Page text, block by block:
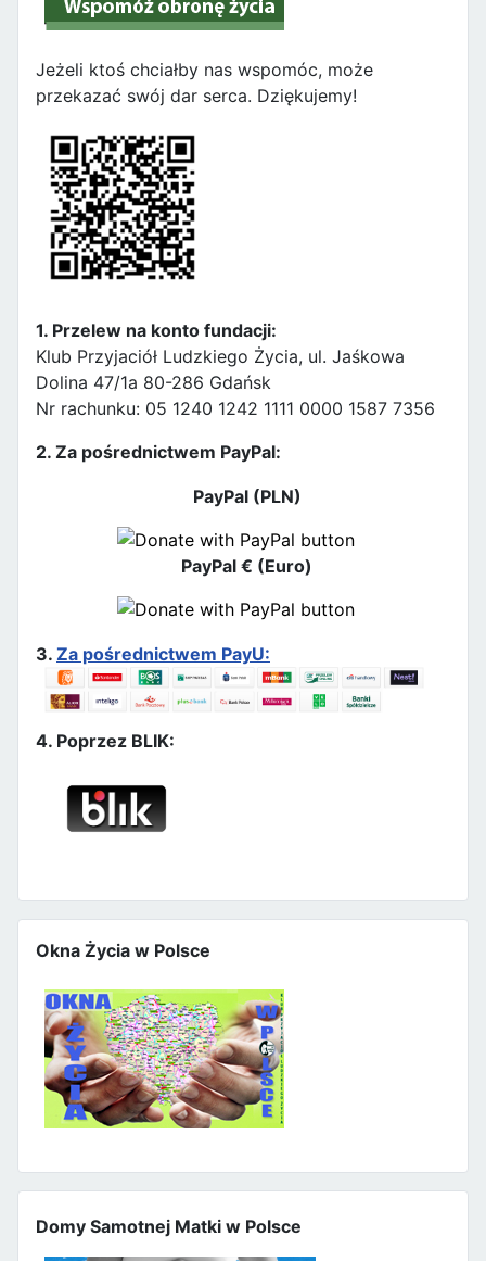
Jeżeli ktoś chciałby nas wspomóc, może
przekazać swój dar serca. Dziękujemy!
1. Przelew na konto fundacji:
Klub Przyjaciół Ludzkiego Życia, ul. Jaśkowa
Dolina 47/1a 80-286 Gdańsk
Nr rachunku: 05 1240 1242 1111 0000 1587 7356
2. Za pośrednictwem PayPal:
PayPal (PLN)
PayPal € (Euro)
3. Za pośrednictwem PayU:
4. Poprzez BLIK:
Okna Życia w Polsce
Domy Samotnej Matki w Polsce